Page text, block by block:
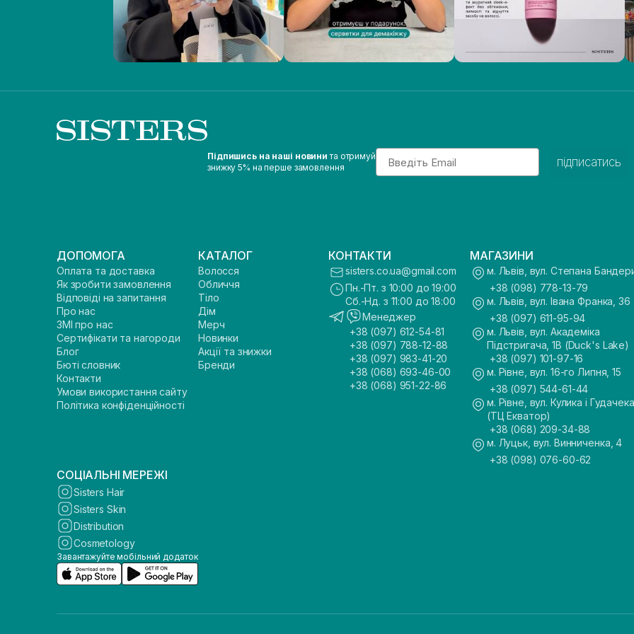
Підпишись на наші новини та отримуй
знижку 5% на перше замовлення
Email
підписатись
ДОПОМОГА
Оплата та доставка
Як зробити замовлення
Відповіді на запитання
Про нас
ЗМІ про нас
Сертифікати та нагороди
Блог
Бюті словник
Контакти
Умови використання сайту
Політика конфіденційності
КАТАЛОГ
Волосся
Обличчя
Тіло
Дім
Мерч
Новинки
Акції та знижки
Бренди
КОНТАКТИ
sisters.co.ua@gmail.com
Пн.-Пт. з 10:00 до 19:00
Сб.-Нд. з 11:00 до 18:00
Менеджер
+38 (097) 612-54-81
+38 (097) 788-12-88
+38 (097) 983-41-20
+38 (068) 693-46-00
+38 (068) 951-22-86
МАГАЗИНИ
м. Львів, вул. Степана
+38 (098) 778-13-79
м. Львів, вул. Івана Франка, 36
+38 (097) 611-95-94
м. Львів, вул. Академіка
Підстригача, 1В (Duck's Lake)
+38 (097) 101-97-16
м. Рівне, вул. 16-го Липня, 15
+38 (097) 544-61-44
м. Рівне, вул. Кулика і
(ТЦ Екватор)
+38 (068) 209-34-88
м. Луцьк, вул. Винниченка, 4
+38 (098) 076-60-62
СОЦІАЛЬНІ МЕРЕЖІ
Sisters Hair
Sisters Skin
Distribution
Cosmetology
Завантажуйте мобільний додаток